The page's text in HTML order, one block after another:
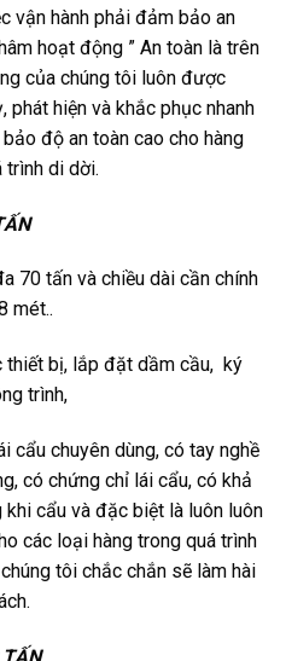
vận hành phải đảm bảo an
hoạt động ” An toàn là trên
của chúng tôi luôn được
hiện và khắc phục nhanh
độ an toàn cao cho hàng
trình di dời.
70 tấn và chiều dài cần chính
mét..
thiết bị, lắp đặt dầm cầu, ký
trình,
cẩu chuyên dùng, có tay nghề
có chứng chỉ lái cẩu, có khả
cẩu và đặc biệt là luôn luôn
các loại hàng trong quá trình
tôi chắc chắn sẽ làm hài